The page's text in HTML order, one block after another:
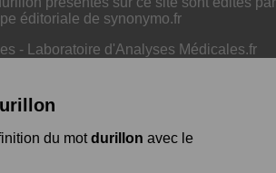
éditoriale de synonymo.fr
- Laboratoire d'Analyses Médicales.fr
du motdurillon avec le